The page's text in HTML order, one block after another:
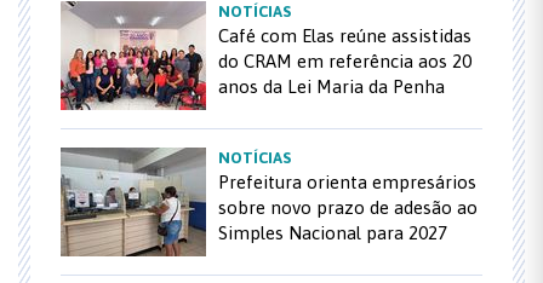
NOTÍCIAS
Café com Elas reúne assistidas
do CRAM em referência aos 20
anos da Lei Maria da Penha
NOTÍCIAS
Prefeitura orienta empresários
sobre novo prazo de adesão ao
Simples Nacional para 2027